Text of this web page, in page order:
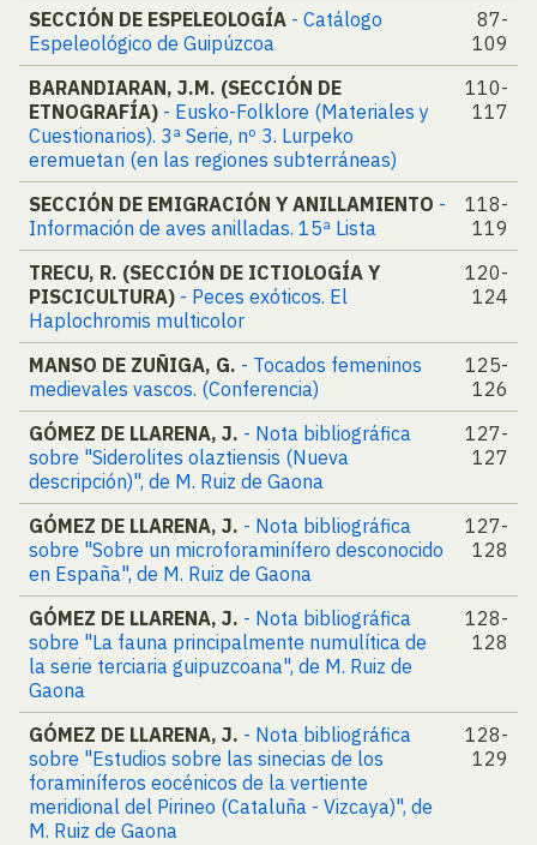
SECCIÓN DE ESPELEOLOGÍA - Catálogo
Espeleológico de Guipúzcoa
87-
109
BARANDIARAN, J.M. (SECCIÓN DE
ETNOGRAFÍA) - Eusko-Folklore (Materiales y
Cuestionarios). 3ª Serie, nº 3. Lurpeko
eremuetan (en las regiones subterráneas)
110-
117
SECCIÓN DE EMIGRACIÓN Y ANILLAMIENTO -
Información de aves anilladas. 15ª Lista
118-
119
TRECU, R. (SECCIÓN DE ICTIOLOGÍA Y
PISCICULTURA) - Peces exóticos. El
Haplochromis multicolor
120-
124
MANSO DE ZUÑIGA, G. - Tocados femeninos
medievales vascos. (Conferencia)
125-
126
GÓMEZ DE LLARENA, J. - Nota bibliográfica
sobre "Siderolites olaztiensis (Nueva
descripción)", de M. Ruiz de Gaona
127-
127
GÓMEZ DE LLARENA, J. - Nota bibliográfica
sobre "Sobre un microforaminífero desconocido
en España", de M. Ruiz de Gaona
127-
128
GÓMEZ DE LLARENA, J. - Nota bibliográfica
sobre "La fauna principalmente numulítica de
la serie terciaria guipuzcoana", de M. Ruiz de
Gaona
128-
128
GÓMEZ DE LLARENA, J. - Nota bibliográfica
sobre "Estudios sobre las sinecias de los
foraminíferos eocénicos de la vertiente
meridional del Pirineo (Cataluña - Vizcaya)", de
M. Ruiz de Gaona
128-
129